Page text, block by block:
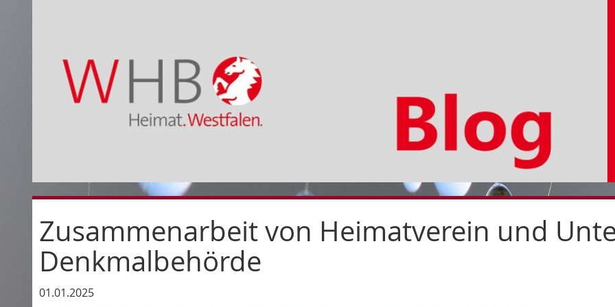
Zusammenarbeit von Heimatverein und
Denkmalbehörde
01.01.2025